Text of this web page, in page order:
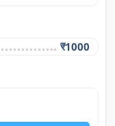
₹1000